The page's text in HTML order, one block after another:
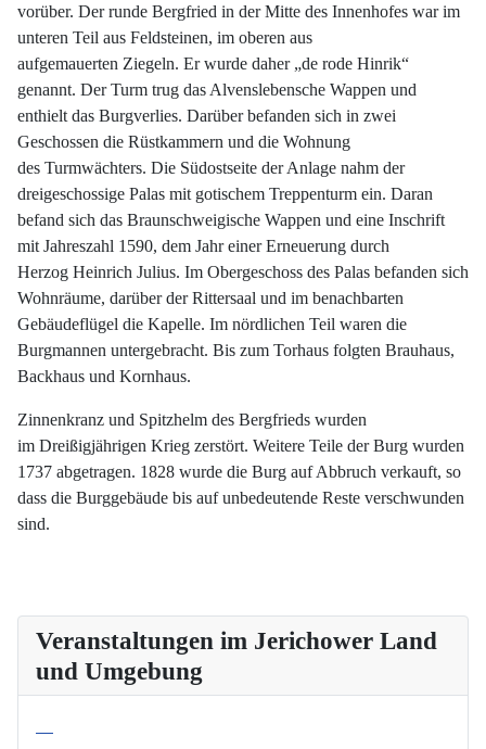
Veranstaltungen im Jerichower Land
und Umgebung
vorüber. Der runde Bergfried in der Mitte des Innenhofes war im
unteren Teil aus Feldsteinen, im oberen aus
aufgemauerten Ziegeln. Er wurde daher „de rode Hinrik“
genannt. Der Turm trug das Alvenslebensche Wappen und
enthielt das Burgverlies. Darüber befanden sich in zwei
Geschossen die Rüstkammern und die Wohnung
des Turmwächters. Die Südostseite der Anlage nahm der
dreigeschossige Palas mit gotischem Treppenturm ein. Daran
befand sich das Braunschweigische Wappen und eine Inschrift
mit Jahreszahl 1590, dem Jahr einer Erneuerung durch
Herzog Heinrich Julius. Im Obergeschoss des Palas befanden sich
Wohnräume, darüber derRittersaal und im benachbarten
Gebäudeflügel die Kapelle. Im nördlichen Teil waren die
Burgmannen untergebracht. Bis zum Torhaus folgten Brauhaus,
Backhaus und Kornhaus.
Zinnenkranz und Spitzhelm des Bergfrieds wurden
im Dreißigjährigen Krieg zerstört. Weitere Teile der Burg wurden
1737 abgetragen. 1828 wurde die Burg auf Abbruch verkauft, so
dass die Burggebäude bis auf unbedeutende Reste verschwunden
sind.